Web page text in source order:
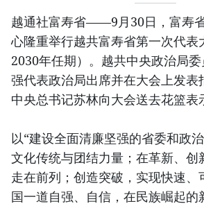
越通社富寿省——9月30日，富寿
心隆重举行越共富寿省第一次代
2030年任期）。越共中央政治局
强代表政治局出席并在大会上发表
中央总书记苏林向大会送去花篮表
以“建设全面清廉坚强的省委和政
文化传统与团结力量；在革新、创
走在前列；创造突破，实现快速、
国一道自强、自信，在民族崛起的